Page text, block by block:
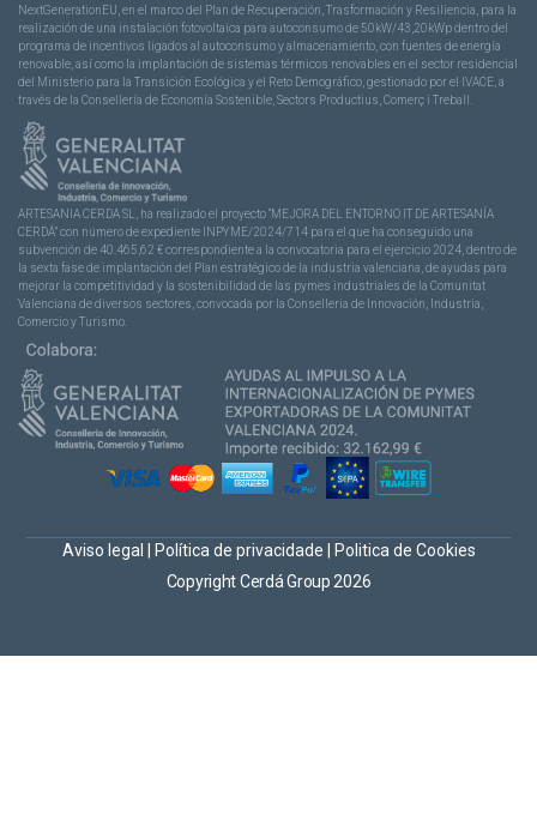
NextGenerationEU, en el marco del Plan de Recuperación, Trasformación y Resiliencia, para la
realización de una instalación fotovoltaica para autoconsumo de 50kW/43,20kWp dentro del
programa de incentivos ligados al autoconsumo y almacenamiento, con fuentes de energía
renovable, así como la implantación de sistemas térmicos renovables en el sector residencial
del Ministerio para la Transición Ecológica y el Reto Demográfico, gestionado por el IVACE, a
través de la Consellería de Economía Sostenible, Sectors Productius, Comerç i Treball.
ARTESANIA CERDA SL, ha realizado el proyecto “MEJORA DEL ENTORNO IT DE ARTESANÍA
CERDÁ” con número de expediente INPYME/2024/714 para el que ha conseguido una
subvención de 40.465,62 € correspondiente a la convocatoria para el ejercicio 2024, dentro de
la sexta fase de implantación del Plan estratégico de la industria valenciana, de ayudas para
mejorar la competitividad y la sostenibilidad de las pymes industriales de la Comunitat
Valenciana de diversos sectores, convocada por la Conselleria de Innovación, Industria,
Comercio y Turismo.
Copyright Cerdá Group 2026
Aviso legal Política de privacidade Politica de Cookies